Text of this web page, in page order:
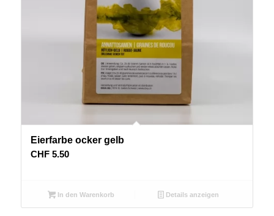
Eierfarbe ocker gelb
CHF5.50
In den Warenkorb Details anzeigen